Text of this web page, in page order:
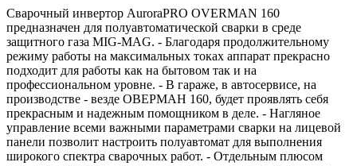
Сварочный инвертор AuroraPRO OVERMAN 160
предназначен для полуавтоматической сварки в среде
защитного газа MIG-MAG. - Благодаря продолжительному
режиму работы на максимальных токах аппарат прекрасно
подходит для работы как на бытовом так и на
профессиональном уровне. - В гараже, в автосервисе, на
производстве - везде ОВЕРМАН 160, будет проявлять себя
прекрасным и надежным помощником в деле. - Нагляное
управление всеми важными параметрами сварки на лицевой
панели позволит настроить полуавтомат для выполнения
широкого спектра сварочных работ. - Отдельным плюсом